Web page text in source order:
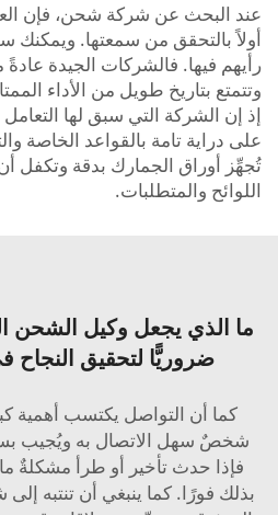
عند البحث عن شركة شحن، فإن
أولاً بالتحقق من سمعتها. ويمكنك
رأيهم فيها. فالشركات الجيدة عادةً
وتتمتع بتاريخ طويل من الأداء
إذ إن الشركة التي سبق لها
على دراية تامة بالقواعد الخاصة
تُجهِّز أوراق الجمارك بدقة وتكفل
اللوائح والمتطلبات.
ما الذي يجعل وكيل الشحن
ضروريًّا لتحقيق النجاح
كما أن التواصل يكتسب أهمية
شخصٌ سهل الاتصال به ويُجيب
فإذا حدث تأخير أو طرأ مشكلةٌ
بذلك فورًا. كما ينبغي أن تنتبه إلى